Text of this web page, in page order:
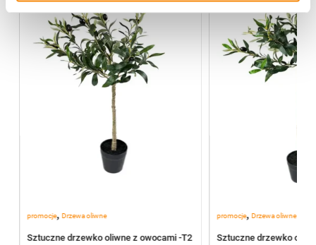
promocje, Drzewa oliwne
Sztuczne drzewko oliwne z owocami -T2
promocje,Drzewa oliwne
Sztuczne drzewko